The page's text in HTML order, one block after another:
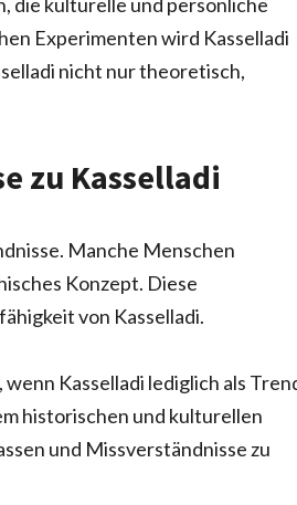
Experimenten wird Kasselladi
nicht nur theoretisch,
zu Kasselladi
Manche Menschen
Konzept. Diese
von Kasselladi.
Kasselladi lediglich als
historischen und kulturellen
und Missverständnisse zu